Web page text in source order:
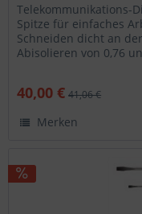
Telekommunikations-
Spitze für einfaches
Schneiden dicht an
Abisolieren von 0,76
40,00 € 41,06 €
Merken